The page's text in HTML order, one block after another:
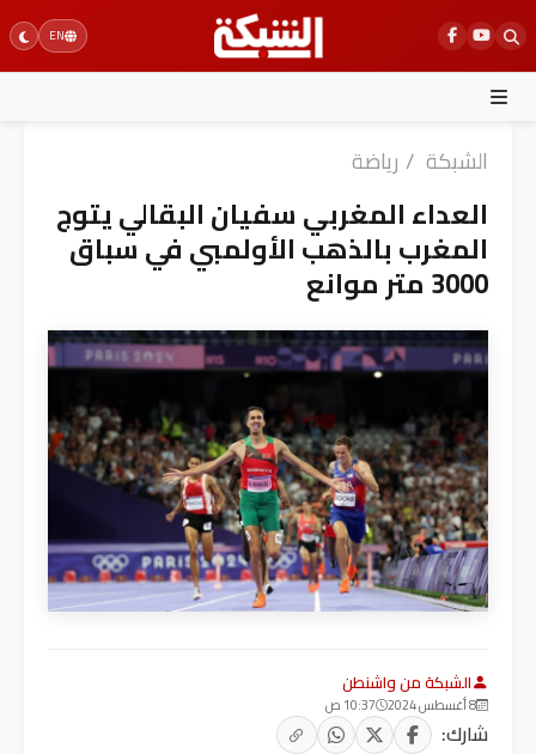
Skip
to
content
EN
الشبكة / رياضة
العداء المغربي سفيان البقالي يتوج
المغرب بالذهب الأولمبي في سباق
3000 متر موانع
الشبكة من واشنطن
8 أغسطس 2024 10:37 ص
شارك: